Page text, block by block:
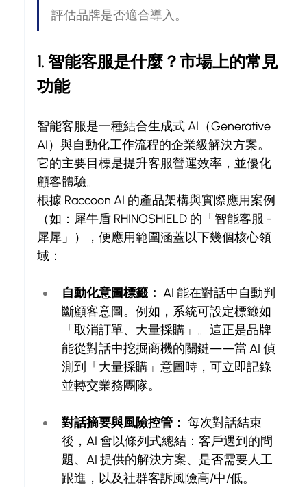
評估品牌是否適合導入。
1. 智能客服是什麼？市場上的常見
功能
智能客服是一種結合生成式 AI（Generative
AI）與自動化工作流程的企業級解決方案。
它的主要目標是提升客服營運效率，並優化
顧客體驗。
根據 Raccoon AI 的產品架構與實際應用案例
（如：犀牛盾 RHINOSHIELD 的「智能客服 -
犀犀」），便應用範圍涵蓋以下幾個核心領
域：
自動化意圖標籤： AI 能在對話中自動判
斷顧客意圖。例如，系統可設定標籤如
「取消訂單、大量採購」。這正是品牌
能從對話中挖掘商機的關鍵——當 AI 偵
測到「大量採購」意圖時，可立即記錄
並轉交業務團隊。
對話摘要與風險控管： 每次對話結束
後，AI 會以條列式總結：客戶遇到的問
題、AI 提供的解決方案、是否需要人工
跟進，以及社群客訴風險高/中/低。